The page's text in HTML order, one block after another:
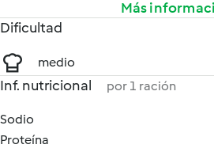
Más
Dificultad
medio
Inf. nutricional por 1 ración
Sodio
Proteína